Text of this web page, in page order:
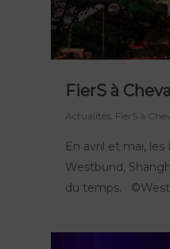
FierS à
Actualités FierS à
En avril et mai, les
Westbund,
du temps.